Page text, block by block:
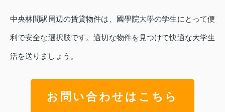
中央林間駅周辺の賃貸物件は、國學院大學の学生にとって便
利で安全な選択肢です。適切な物件を見つけて快適な大学生
活を送りましょう。
お問い合わせはこちら